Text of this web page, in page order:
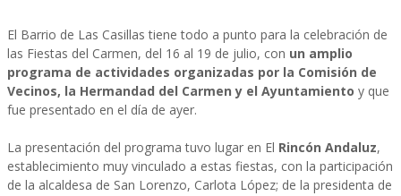
El Barrio de Las Casillas tiene todo a punto para la celebración de
las Fiestas del Carmen, del 16 al 19 de julio, con un amplio
programa de actividades organizadas por la Comisión de
Vecinos, la Hermandad del Carmen y el Ayuntamiento y que
fue presentado en el día de ayer.
La presentación del programa tuvo lugar en El Rincón Andaluz,
establecimiento muy vinculado a estas fiestas, con la participación
de la alcaldesa de San Lorenzo, Carlota López; de la presidenta de